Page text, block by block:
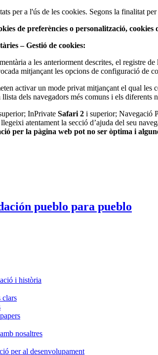
per a l'ús de les cookies. Segons la finalitat
de preferències o personalització,
– Gestió de cookies:
a les anteriorment descrites, el registre
mitjançant les opcions de configuració de
activar un mode privat mitjançant el qual les
dels navegadors més comuns i els diferents
InPrivate Safari 2 i superior; Navegació
atentament la secció d’ajuda del seu
per la pàgina web pot no ser òptima i
pueblo para pueblo
i història
clars
nosaltres
per al desenvolupament